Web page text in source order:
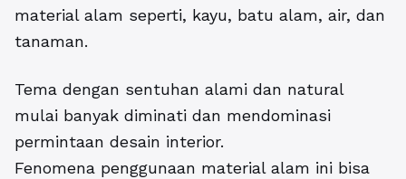
material alam seperti, kayu, batu alam, air, dan
tanaman.
Tema dengan sentuhan alami dan natural
mulai banyak diminati dan mendominasi
permintaan desain interior.
Fenomena penggunaan material alam ini bisa